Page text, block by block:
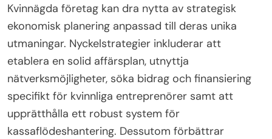
Kvinnägda företag kan dra nytta av strategisk
ekonomisk planering anpassad till deras unika
utmaningar. Nyckelstrategier inkluderar att
etablera en solid affärsplan, utnyttja
nätverksmöjligheter, söka bidrag och finansiering
specifikt för kvinnliga entreprenörer samt att
upprätthålla ett robust system för
kassaflödeshantering. Dessutom förbättrar